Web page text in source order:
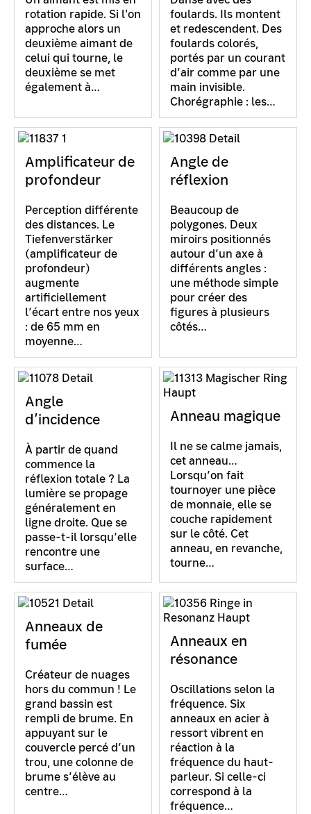
rotation rapide. Si l'on
approche alors un
deuxième aimant de
celui qui tourne, le
deuxième se met
également à…
foulards. Ils montent
et redescendent. Des
foulards colorés,
portés par un courant
d’air comme par une
main invisible.
Chorégraphie : les…
Amplificateur de
profondeur
Perception différente
des distances. Le
Tiefenverstärker
(amplificateur de
profondeur)
augmente
artificiellement
l’écart entre nos yeux
: de 65 mm en
moyenne…
Angle de
réflexion
Beaucoup de
polygones. Deux
miroirs positionnés
autour d’un axe à
différents angles :
une méthode simple
pour créer des
figures à plusieurs
côtés…
Angle
d’incidence
À partir de quand
commence la
réflexion totale ? La
lumière se propage
généralement en
ligne droite. Que se
passe-t-il lorsqu’elle
rencontre une
surface…
Anneau magique
Il ne se calme jamais,
cet anneau…
Lorsqu’on fait
tournoyer une pièce
de monnaie, elle se
couche rapidement
sur le côté. Cet
anneau, en revanche,
tourne…
Anneaux de
fumée
Créateur de nuages
hors du commun ! Le
grand bassin est
rempli de brume. En
appuyant sur le
couvercle percé d’un
trou, une colonne de
brume s’élève au
centre…
Anneaux en
résonance
Oscillations selon la
fréquence. Six
anneaux en acier à
ressort vibrent en
réaction à la
fréquence du haut-
parleur. Si celle-ci
correspond à la
fréquence…